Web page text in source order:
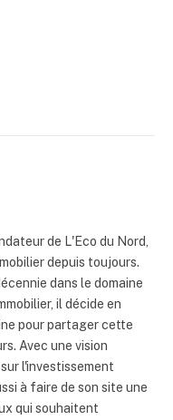
de L'Eco du Nord,
depuis toujours.
dans le domaine
il décide en
pour partager cette
Avec une vision
l'investissement
à faire de son site une
qui souhaitent